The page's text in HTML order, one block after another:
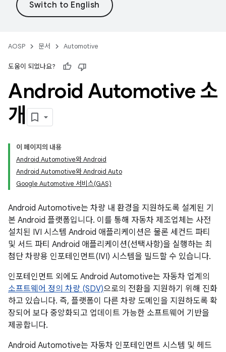
AOSP 문서 Automotive
도움이 되었나요?
Android Automotive 소
개
이 페이지의 내용
Android Automotive와 Android
Android Automotive와 Android Auto
Google Automotive 서비스(GAS)
Android Automotive는 차량 내 환경을 지원하도록 설계된 기
본 Android 플랫폼입니다. 이를 통해 자동차 제조업체는 사전
설치된 IVI 시스템 Android 애플리케이션은 물론 세컨드 파티
및 서드 파티 Android 애플리케이션(선택사항)을 실행하는 최
첨단 차량용 인포테인먼트(IVI) 시스템을 빌드할 수 있습니다.
인포테인먼트 외에도 Android Automotive는 자동차 업계의
소프트웨어 정의 차량 (SDV)으로의 전환을 지원하기 위해 진화
하고 있습니다. 즉, 플랫폼이 다른 차량 도메인을 지원하도록 확
장되어 보다 중앙화되고 업데이트 가능한 소프트웨어 기반을
제공합니다.
Android Automotive는 자동차 인포테인먼트 시스템 및 헤드